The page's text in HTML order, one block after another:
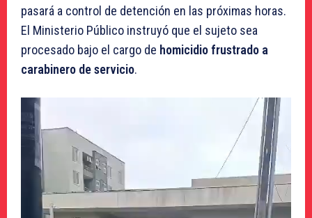
pasará a control de detención en las próximas horas.
El Ministerio Público instruyó que el sujeto sea
procesado bajo el cargo de homicidio frustrado a
carabinero de servicio.